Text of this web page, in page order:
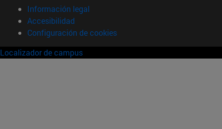
Información legal
Accesibilidad
Configuración de cookies
Localizador de campus